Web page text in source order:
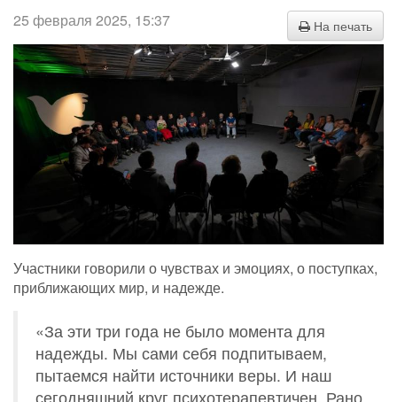
На печать
25 февраля 2025, 15:37
Участники говорили о чувствах и эмоциях, о поступках,
приближающих мир, и надежде.
«За эти три года не было момента для
надежды. Мы сами себя подпитываем,
пытаемся найти источники веры. И наш
сегодняшний круг психотерапевтичен. Рано